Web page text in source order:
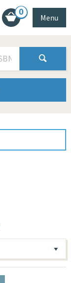
0
Menu